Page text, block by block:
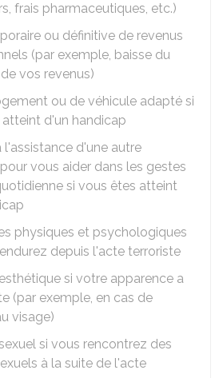
frais pharmaceutiques, etc.)
ou définitive de revenus
(par exemple, baisse du
vos revenus)
ou de véhicule adapté si
d'un handicap
l'assistance d'une autre
vous aider dans les gestes
si vous êtes atteint
physiques et psychologiques
depuis l'acte terroriste
si votre apparence a
(par exemple, en cas de
visage)
si vous rencontrez des
à la suite de l'acte